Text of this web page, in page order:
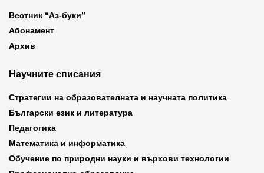
Вестник “Аз-буки”
Абонамент
Архив
Научните списания
Стратегии на образователната и научната политика
Български език и литература
Педагогика
Математика и информатика
Обучение по природни науки и върхови технологии